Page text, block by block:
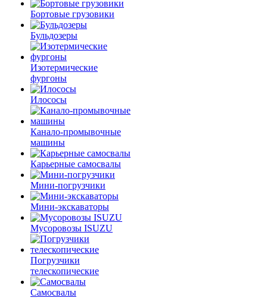
Бортовые грузовики
Бульдозеры
Изотермические
фургоны
Илососы
Канало-промывочные
машины
Карьерные самосвалы
Мини-погрузчики
Мини-экскаваторы
Мусоровозы ISUZU
Погрузчики
телескопические
Самосвалы